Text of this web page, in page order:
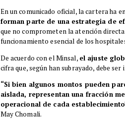
En un comunicado oficial, la cartera ha
forman parte de una estrategia de
que no comprometen la atención
funcionamiento esencial de los
De acuerdo con el Minsal, el ajuste
cifra que, según han subrayado, debe
“Si bien algunos montos pueden
aislada, representan una fracción
operacional de cada
May Chomali.